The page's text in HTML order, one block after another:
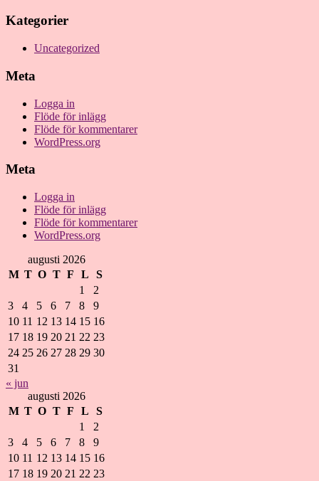
Kategorier
Uncategorized
Meta
Logga in
Flöde för inlägg
Flöde för kommentarer
WordPress.org
Meta
Logga in
Flöde för inlägg
Flöde för kommentarer
WordPress.org
augusti 2026
M T O T F L
S
1
2
3
4 5 6 7 8
9
10 11 12 13 14 15 16
17 18 19 20 21 22 23
24 25 26 27 28 29 30
31
« jun
augusti 2026
M T O T F L
S
1
2
3
4 5 6 7 8
9
10 11 12 13 14 15 16
17 18 19 20 21 22 23